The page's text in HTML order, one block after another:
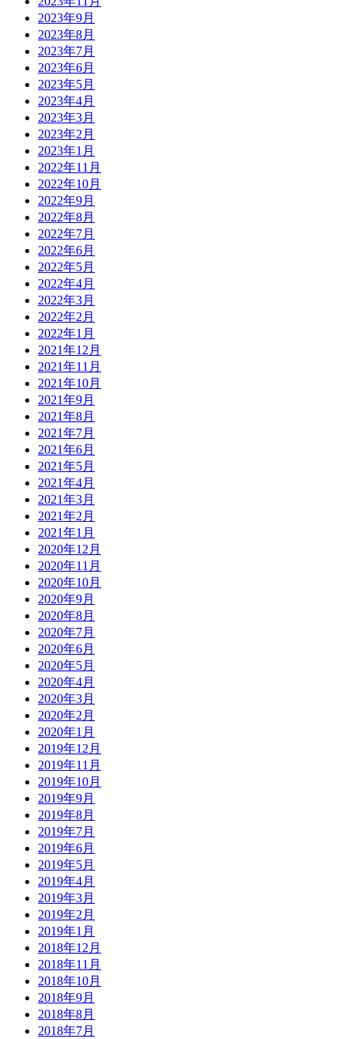
2023年9月
2023年8月
2023年7月
2023年6月
2023年5月
2023年4月
2023年3月
2023年2月
2023年1月
2022年11月
2022年10月
2022年9月
2022年8月
2022年7月
2022年6月
2022年5月
2022年4月
2022年3月
2022年2月
2022年1月
2021年12月
2021年11月
2021年10月
2021年9月
2021年8月
2021年7月
2021年6月
2021年5月
2021年4月
2021年3月
2021年2月
2021年1月
2020年12月
2020年11月
2020年10月
2020年9月
2020年8月
2020年7月
2020年6月
2020年5月
2020年4月
2020年3月
2020年2月
2020年1月
2019年12月
2019年11月
2019年10月
2019年9月
2019年8月
2019年7月
2019年6月
2019年5月
2019年4月
2019年3月
2019年2月
2019年1月
2018年12月
2018年11月
2018年10月
2018年9月
2018年8月
2018年7月